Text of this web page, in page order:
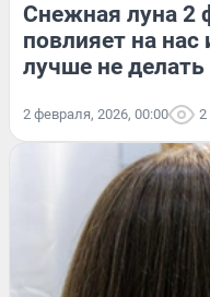
Снежная луна 2
повлияет на нас
лучше не делать
2 февраля, 2026, 00:00 2